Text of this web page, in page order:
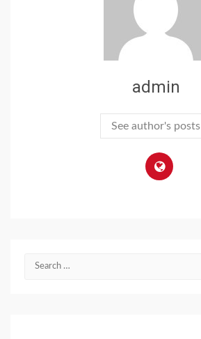
admin
See author's posts
Search